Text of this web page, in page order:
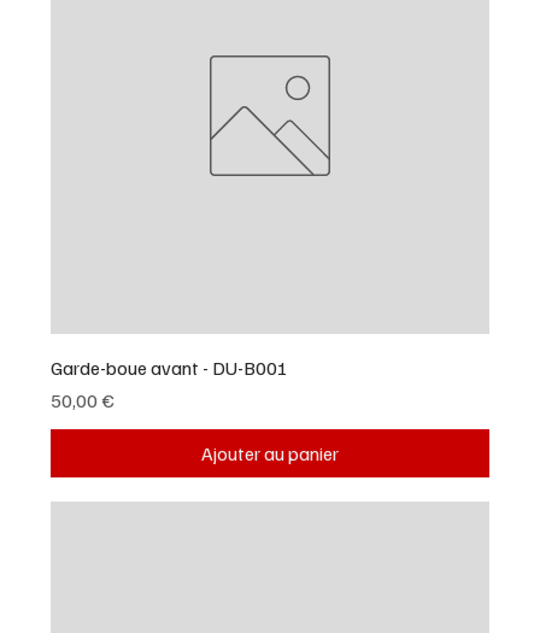
Garde-boue avant - DU-B001
Prix
50,00 €
Ajouter au panier